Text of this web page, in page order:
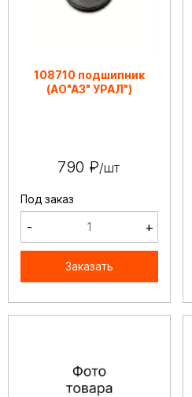
108710 подшипник
(АО"АЗ" УРАЛ")
790 ₽/шт
Под заказ
- +
Заказать